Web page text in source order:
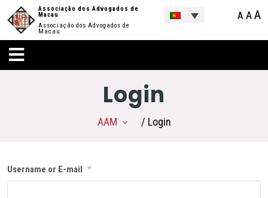
Associação dos Advogados de
Macau
Associação dos Advogados de
Macau
A AA
Login
AAM / Login
Username or E-mail *